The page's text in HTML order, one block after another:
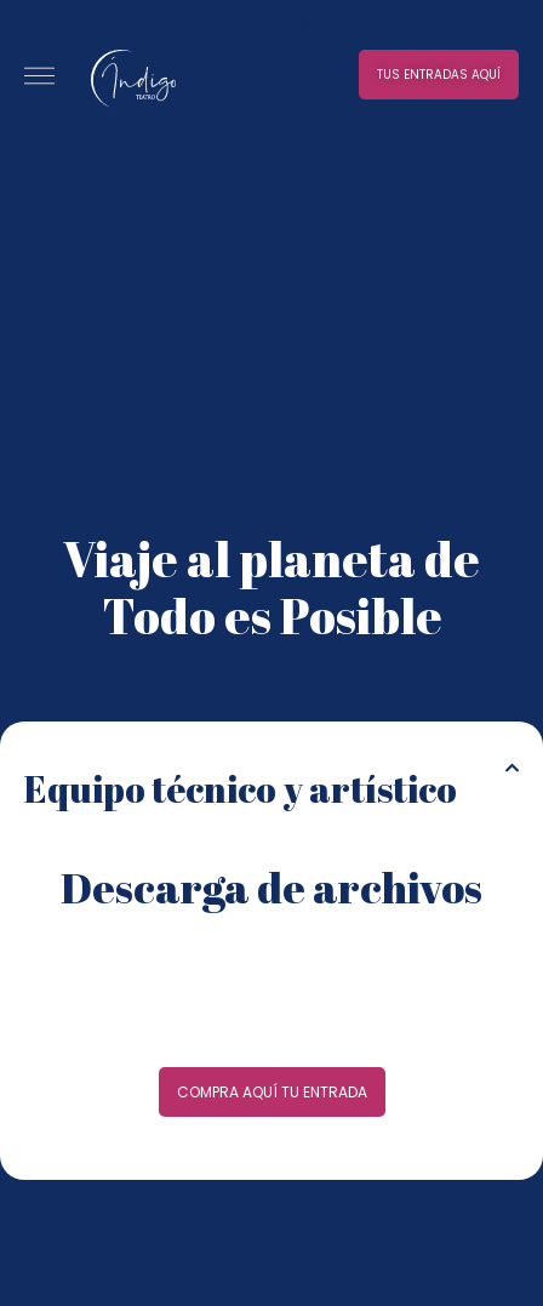
TUS ENTRADAS AQUÍ
Viaje al planeta de
Todo es Posible
Equipo técnico y artístico
Descarga de archivos
COMPRA AQUÍ TU ENTRADA